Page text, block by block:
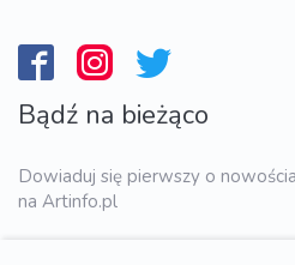
Bądź na bieżąco
Dowiaduj się pierwszy o
na Artinfo.pl